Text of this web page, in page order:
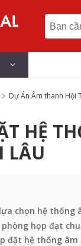
Dự Án Âm thanh Hội
HỆ
LÂU
chọn hệ
họp đạt
đặt hệ thống